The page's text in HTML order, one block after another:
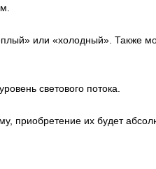
или «холодный». Также
светового потока.
приобретение их будет